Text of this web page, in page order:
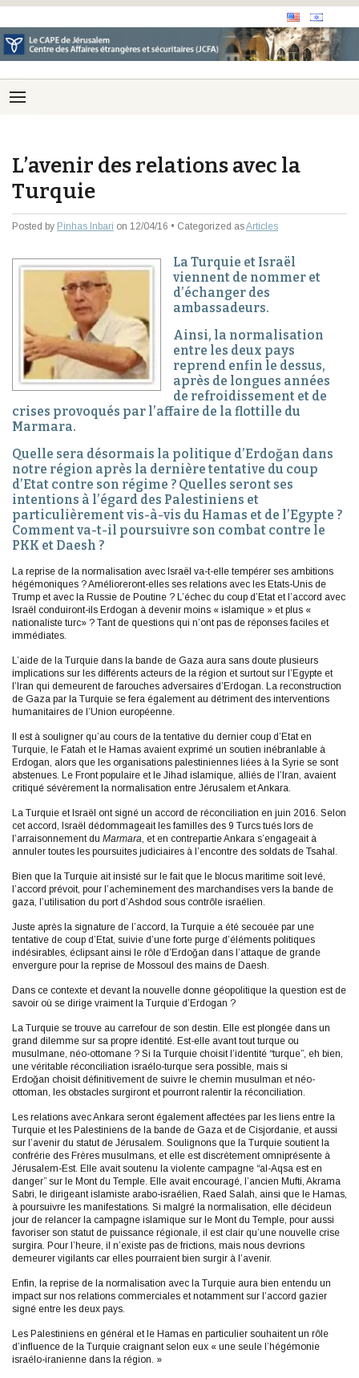
L’avenir des relations avec la
Turquie
Posted by Pinhas Inbari on 12/04/16 • Categorized asArticles
La Turquie et Israël
viennent de nommer et
d’échanger des
ambassadeurs.
Ainsi, la normalisation
entre les deux pays
reprend enfin le dessus,
après de longues années
de refroidissement et de
crises provoqués par l’affaire de la flottille du
Marmara.
Quelle sera désormais la politique d’Erdoğan dans
notre région après la dernière tentative du coup
d’Etat contre son régime ? Quelles seront ses
intentions à l’égard des Palestiniens et
particulièrement vis-à-vis du Hamas et de l’Egypte ?
Comment va-t-il poursuivre son combat contre le
PKK et Daesh ?
La reprise de la normalisation avec Israël va-t-elle tempérer ses ambitions
hégémoniques ? Amélioreront-elles ses relations avec les Etats-Unis de
Trump et avec la Russie de Poutine ? L’échec du coup d’Etat et l’accord avec
Israël conduiront-ils Erdogan à devenir moins « islamique » et plus «
nationaliste turc» ? Tant de questions qui n’ont pas de réponses faciles et
immédiates.
L’aide de la Turquie dans la bande de Gaza aura sans doute plusieurs
implications sur les différents acteurs de la région et surtout sur l’Egypte et
l’Iran qui demeurent de farouches adversaires d’Erdogan. La reconstruction
de Gaza par la Turquie se fera également au détriment des interventions
humanitaires de l’Union européenne.
Il est à souligner qu’au cours de la tentative du dernier coup d’Etat en
Turquie, le Fatah et le Hamas avaient exprimé un soutien inébranlable à
Erdogan, alors que les organisations palestiniennes liées à la Syrie se sont
abstenues. Le Front populaire et le Jihad islamique, alliés de l’Iran, avaient
critiqué sévèrement la normalisation entre Jérusalem et Ankara.
La Turquie et Israël ont signé un accord de réconciliation en juin 2016. Selon
cet accord, Israël dédommageait les familles des 9 Turcs tués lors de
l’arraisonnement du Marmara, et en contrepartie Ankara s’engageait à
annuler toutes les poursuites judiciaires à l’encontre des soldats de Tsahal.
Bien que la Turquie ait insisté sur le fait que le blocus maritime soit levé,
l’accord prévoit, pour l’acheminement des marchandises vers la bande de
gaza, l’utilisation du port d’Ashdod sous contrôle israélien.
Juste après la signature de l’accord, la Turquie a été secouée par une
tentative de coup d’Etat, suivie d’une forte purge d’éléments politiques
indésirables, éclipsant ainsi le rôle d’Erdoğan dans l’attaque de grande
envergure pour la reprise de Mossoul des mains de Daesh.
Dans ce contexte et devant la nouvelle donne géopolitique la question est de
savoir où se dirige vraiment la Turquie d’Erdogan ?
La Turquie se trouve au carrefour de son destin. Elle est plongée dans un
grand dilemme sur sa propre identité. Est-elle avant tout turque ou
musulmane, néo-ottomane ? Si la Turquie choisit l’identité “turque”, eh bien,
une véritable réconciliation israélo-turque sera possible, mais si
Erdoğan choisit définitivement de suivre le chemin musulman et néo-
ottoman, les obstacles surgiront et pourront ralentir la réconciliation.
Les relations avec Ankara seront également affectées par les liens entre la
Turquie et les Palestiniens de la bande de Gaza et de Cisjordanie, et aussi
sur l’avenir du statut de Jérusalem. Soulignons que la Turquie soutient la
confrérie des Frères musulmans, et elle est discrètement omniprésente à
Jérusalem-Est. Elle avait soutenu la violente campagne “al-Aqsa est en
danger” sur le Mont du Temple. Elle avait encouragé, l’ancien Mufti, Akrama
Sabri, le dirigeant islamiste arabo-israélien, Raed Salah, ainsi que le Hamas,
à poursuivre les manifestations. Si malgré la normalisation, elle décideun
jour de relancer la campagne islamique sur le Mont du Temple, pour aussi
favoriser son statut de puissance régionale, il est clair qu’une nouvelle crise
surgira. Pour l’heure, il n’existe pas de frictions, mais nous devrions
demeurer vigilants car elles pourraient bien surgir à l’avenir.
Enfin, la reprise de la normalisation avec la Turquie aura bien entendu un
impact sur nos relations commerciales et notamment sur l’accord gazier
signé entre les deux pays.
Les Palestiniens en général et le Hamas en particulier souhaitent un rôle
d’influence de la Turquie craignant selon eux « une seule l’hégémonie
israélo-iranienne dans la région. »